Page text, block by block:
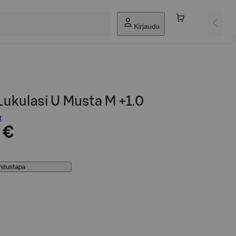
Kirjaudu
U Musta M +1.0
€